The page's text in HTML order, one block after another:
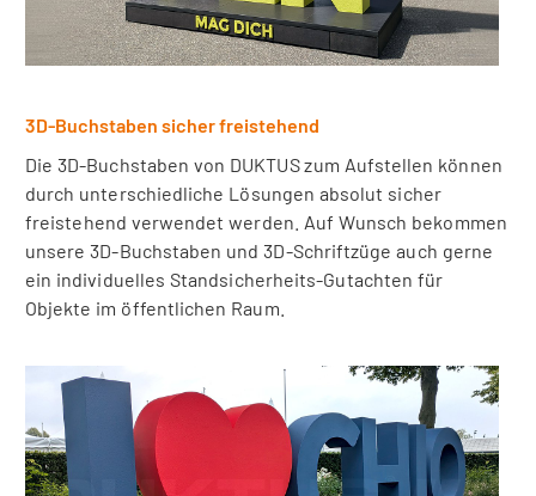
3D-Buchstaben sicher freistehend
Die 3D-Buchstaben von DUKTUS zum Aufstellen können
durch unterschiedliche Lösungen absolut sicher
freistehend verwendet werden. Auf Wunsch bekommen
unsere 3D-Buchstaben und 3D-Schriftzüge auch gerne
ein individuelles Standsicherheits-Gutachten für
Objekte im öffentlichen Raum.